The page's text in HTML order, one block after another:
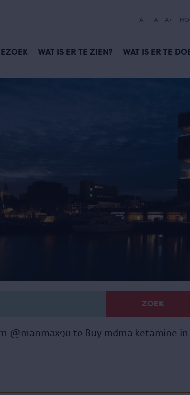
A- A A+
WAT IS ER TE ZIEN? WAT IS ER TE
ZOEK
@manmax90 to Buy mdma ketamine in